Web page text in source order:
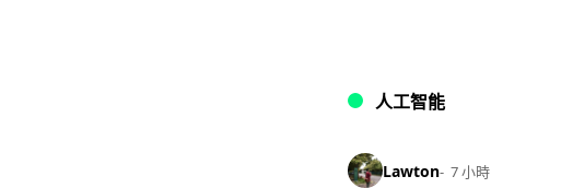
人工智能
Lawton 7 小時